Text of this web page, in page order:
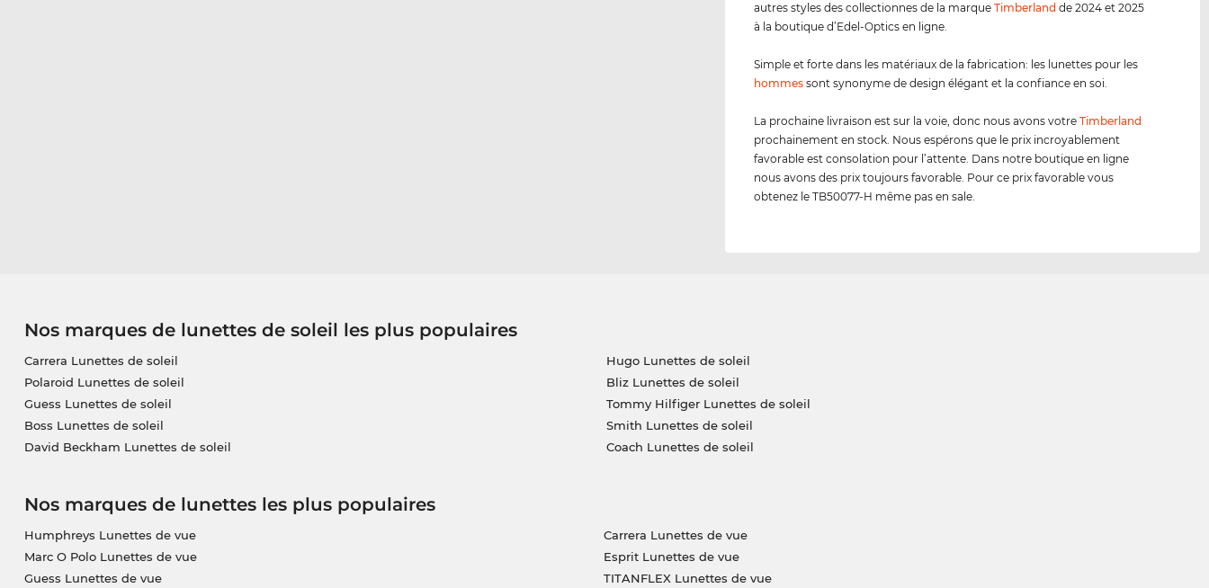
autres styles des collectionnes de la marqueTimberland de 2024 et 2025
à la boutique d’Edel-Optics en ligne.
Simple et forte dans les matériaux de la fabrication: les lunettes pour les
hommes sont synonyme de design élégant et la confiance en soi.
La prochaine livraison est sur la voie, donc nous avons votreTimberland
prochainement en stock. Nous espérons que le prix incroyablement
favorable est consolation pour l’attente. Dans notre boutique en ligne
nous avons des prix toujours favorable. Pour ce prix favorable vous
obtenez le TB50077-H même pas en sale.
Nos marques de lunettes de soleil les plus populaires
Carrera Lunettes de soleil
Polaroid Lunettes de soleil
Guess Lunettes de soleil
Boss Lunettes de soleil
David Beckham Lunettes de soleil
Hugo Lunettes de soleil
Bliz Lunettes de soleil
Tommy Hilfiger Lunettes de soleil
Smith Lunettes de soleil
Coach Lunettes de soleil
Nos marques de lunettes les plus populaires
Humphreys Lunettes de vue
Marc O Polo Lunettes de vue
Guess Lunettes de vue
Carrera Lunettes de vue
Esprit Lunettes de vue
TITANFLEX Lunettes de vue